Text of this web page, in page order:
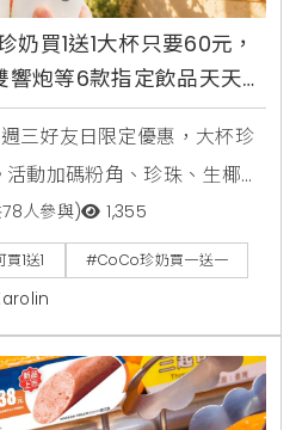
買1送1大杯只要60元，
響炮等6款指定飲品天天2
三好友日限定優惠，大杯珍
動加碼粉角、珍珠、生椰職
推出暑來寶2杯99元好康，
美式等6款指定飲品任選 。
人參與) 1,355
1送1 #CoCo珍奶買一送一